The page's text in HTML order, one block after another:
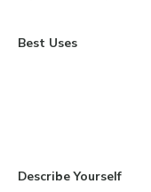
Best Uses
Describe Yourself